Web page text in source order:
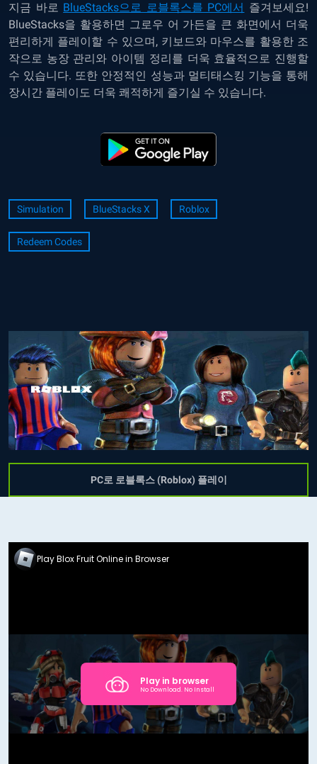
지금 바로 BlueStacks으로 로블록스를 PC에서 즐겨보세요!
BlueStacks을 활용하면 그로우 어 가든을 큰 화면에서 더욱
편리하게 플레이할 수 있으며, 키보드와 마우스를 활용한 조
작으로 농장 관리와 아이템 정리를 더욱 효율적으로 진행할
수 있습니다. 또한 안정적인 성능과 멀티태스킹 기능을 통해
장시간 플레이도 더욱 쾌적하게 즐기실 수 있습니다.
Simulation BlueStacks X Roblox
Redeem Codes
PC로 로블록스 (Roblox) 플레이